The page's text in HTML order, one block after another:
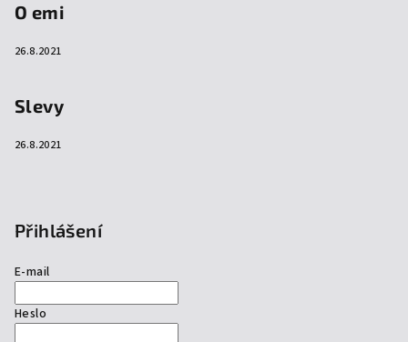
O emi
26.8.2021
Slevy
26.8.2021
Přihlášení
E-mail
Heslo